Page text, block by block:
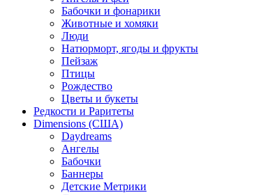
Бабочки и фонарики
Животные и хомяки
Люди
Натюрморт, ягоды и фрукты
Пейзаж
Птицы
Рождество
Цветы и букеты
Редкости и Раритеты
Dimensions (США)
Daydreams
Ангелы
Бабочки
Баннеры
Детские Метрики